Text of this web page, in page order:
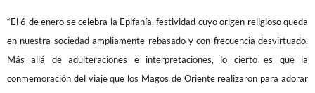
“El 6 de enero se celebra la Epifanía, festividad cuyo origen religioso queda
en nuestra sociedad ampliamente rebasado y con frecuencia desvirtuado.
Más allá de adulteraciones e interpretaciones, lo cierto es que la
conmemoración del viaje que los Magos de Oriente realizaron para adorar